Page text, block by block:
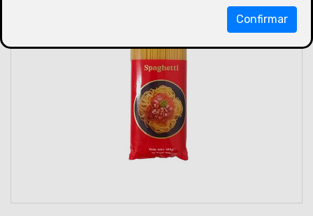
Confirmar